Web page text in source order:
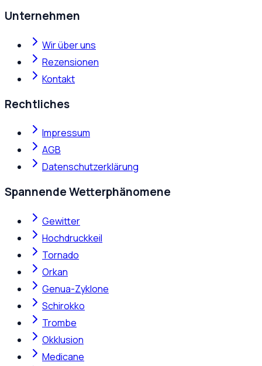
Unternehmen
Wir über uns
Rezensionen
Kontakt
Rechtliches
Impressum
AGB
Datenschutzerklärung
Spannende Wetterphänomene
Gewitter
Hochdruckkeil
Tornado
Orkan
Genua-Zyklone
Schirokko
Trombe
Okklusion
Medicane